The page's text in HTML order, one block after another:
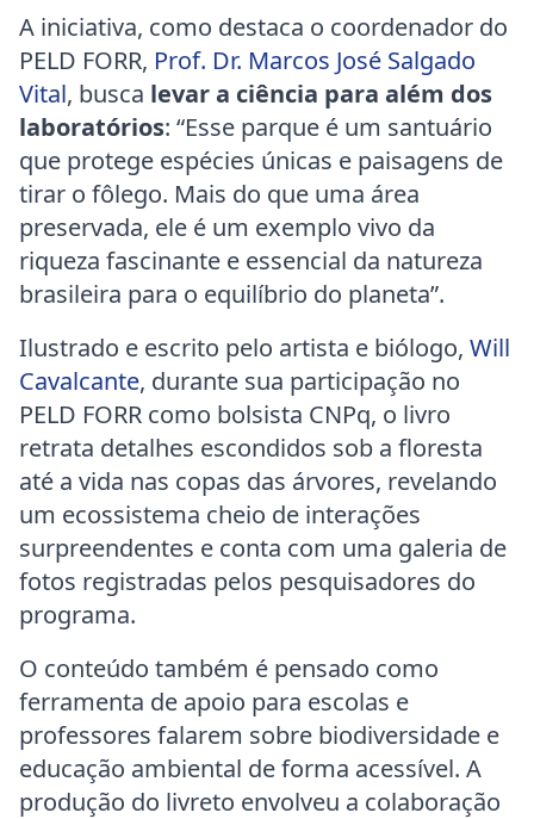
A iniciativa, como destaca o coordenador do
PELD FORR, Prof. Dr. Marcos José Salgado
Vital, busca levar a ciência para além dos
laboratórios: “Esse parque é um santuário
que protege espécies únicas e paisagens de
tirar o fôlego. Mais do que uma área
preservada, ele é um exemplo vivo da
riqueza fascinante e essencial da natureza
brasileira para o equilíbrio do planeta”.
Ilustrado e escrito pelo artista e biólogo, Will
Cavalcante, durante sua participação no
PELD FORR como bolsista CNPq, o livro
retrata detalhes escondidos sob a floresta
até a vida nas copas das árvores, revelando
um ecossistema cheio de interações
surpreendentes e conta com uma galeria de
fotos registradas pelos pesquisadores do
programa.
O conteúdo também é pensado como
ferramenta de apoio para escolas e
professores falarem sobre biodiversidade e
educação ambiental de forma acessível. A
produção do livreto envolveu a colaboração